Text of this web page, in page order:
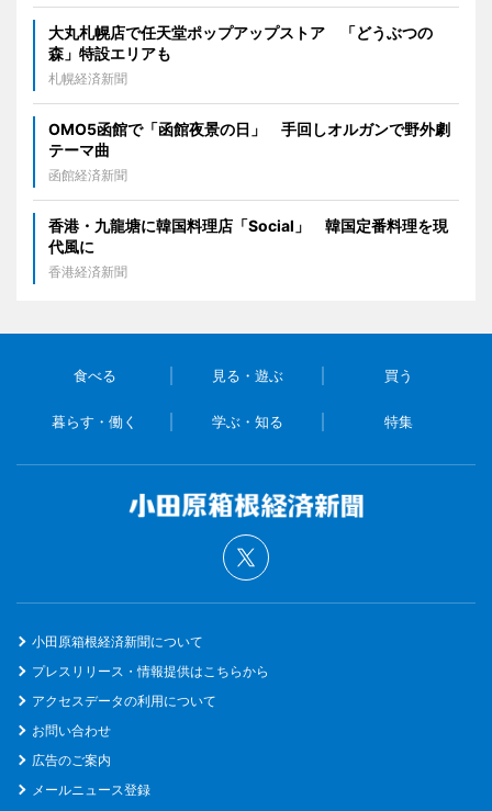
大丸札幌店で任天堂ポップアップストア 「どうぶつの
森」特設エリアも
札幌経済新聞
OMO5函館で「函館夜景の日」 手回しオルガンで野外劇
テーマ曲
函館経済新聞
香港・九龍塘に韓国料理店「Social」 韓国定番料理を現
代風に
香港経済新聞
食べる 見る・遊ぶ 買う
暮らす・働く 学ぶ・知る 特集
小田原箱根経済新聞について
プレスリリース・情報提供はこちらから
アクセスデータの利用について
お問い合わせ
広告のご案内
メールニュース登録